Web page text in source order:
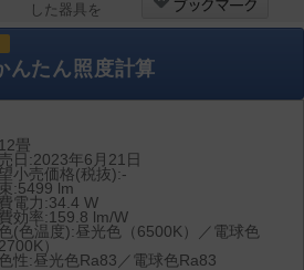
した器具を
んたん 照度計算
畳
日:2023年6月21日
小売価格(税抜):-
:5499 lm
電力:34.4 W
効率:159.8 lm/W
(色温度):昼光色（6500K）／電球色
2700K）
性:昼光色Ra83／電球色Ra83